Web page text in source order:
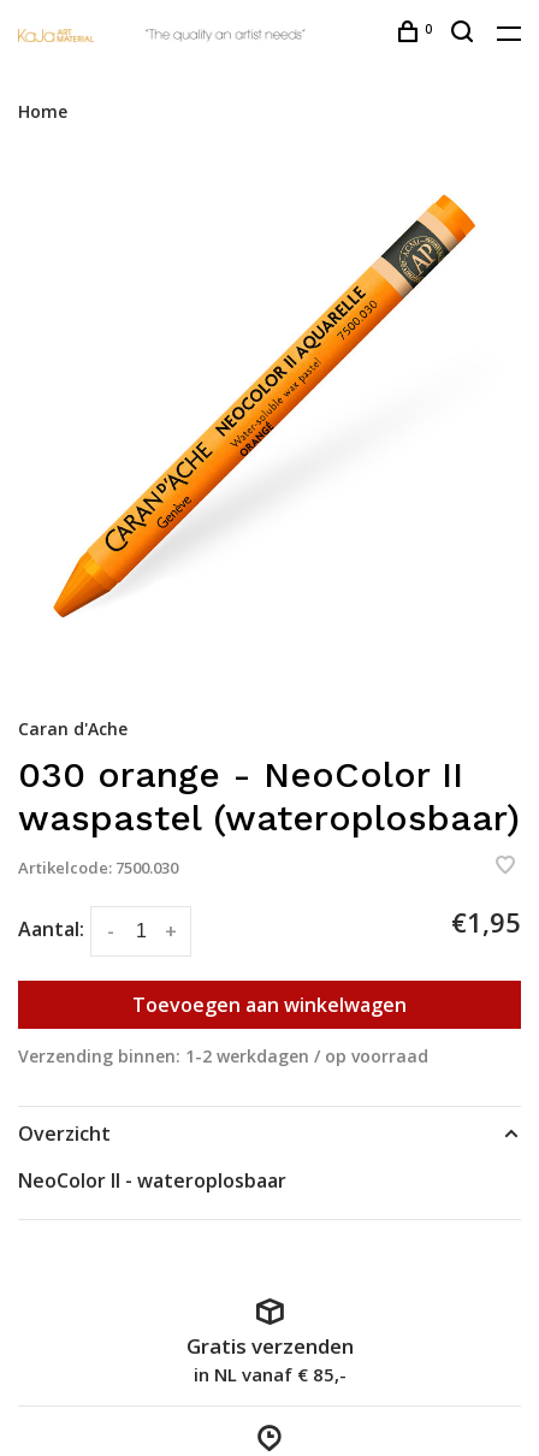
0
Home
Caran d'Ache
030 orange - NeoColor II
waspastel (wateroplosbaar)
Artikelcode: 7500.030
Aantal: +
- €1,95
Toevoegen aan winkelwagen
Verzending binnen: 1-2 werkdagen / op voorraad
Overzicht
NeoColor II - wateroplosbaar
Gratis verzenden
in NL vanaf € 85,-